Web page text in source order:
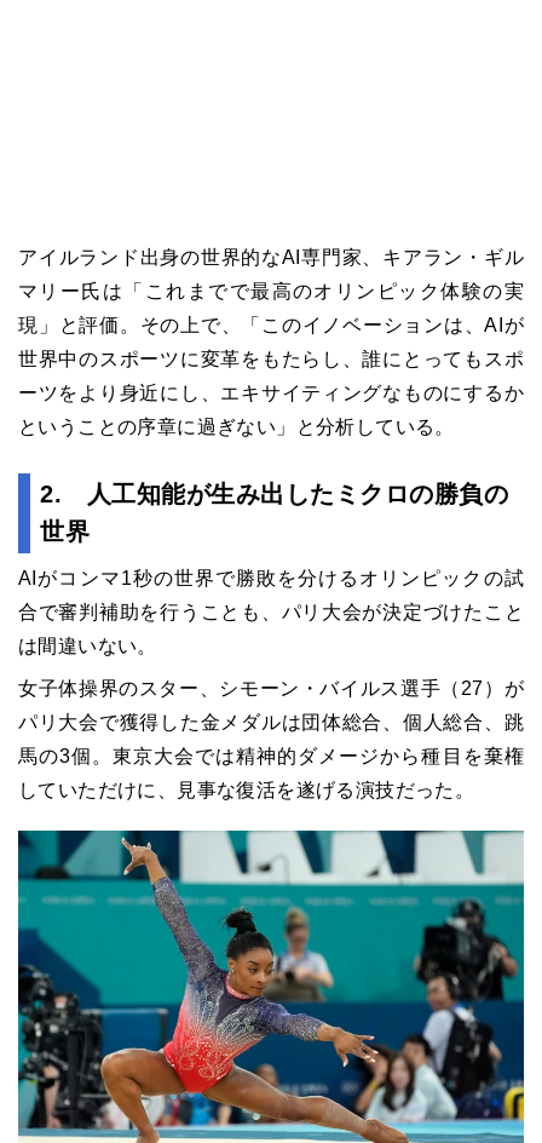
アイルランド出身の世界的なAI専門家、キアラン・ギル
マリー氏は「これまでで最高のオリンピック体験の実
現」と評価。その上で、「このイノベーションは、AIが
世界中のスポーツに変革をもたらし、誰にとってもスポ
ーツをより身近にし、エキサイティングなものにするか
ということの序章に過ぎない」と分析している。
2. 人工知能が生み出したミクロの勝負の
世界
AIがコンマ1秒の世界で勝敗を分けるオリンピックの試
合で審判補助を行うことも、パリ大会が決定づけたこと
は間違いない。
女子体操界のスター、シモーン・バイルス選手（27）が
パリ大会で獲得した金メダルは団体総合、個人総合、跳
馬の3個。東京大会では精神的ダメージから種目を棄権
していただけに、見事な復活を遂げる演技だった。